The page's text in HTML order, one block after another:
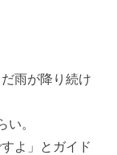
雨が降り続け
。
よ」とガイド